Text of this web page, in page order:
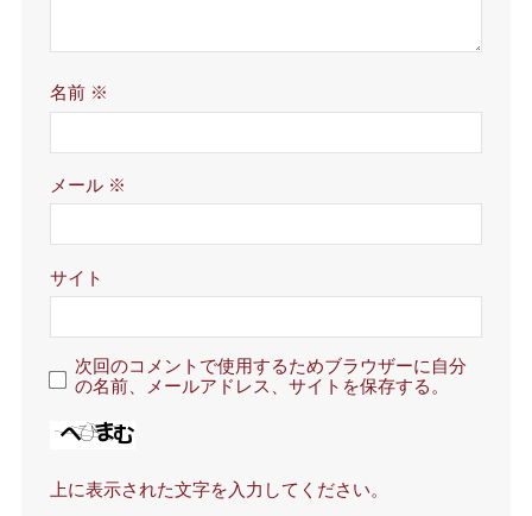
名前 ※
メール ※
サイト
次回のコメントで使用するためブラウザーに自分
の名前、メールアドレス、サイトを保存する。
上に表示された文字を入力してください。